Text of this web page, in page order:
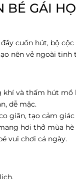
BÉ GÁI
cuốn hút, bộ
nên vẻ ngoài tinh
khí và thấm hút mồ
dễ mặc.
giãn, tạo cảm
hơi thở mùa
vui chơi cả ngày.